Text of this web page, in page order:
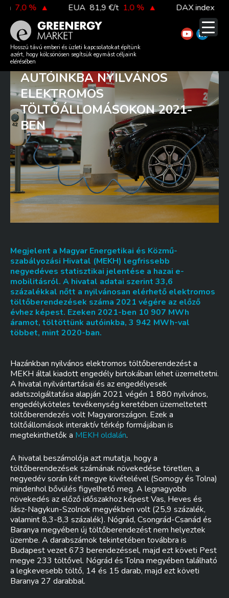
Skip
content
7,0 % ▲ EUA 81,9 €/t 1,0 % ▲ DAX index 26
Hosszú távú emberi és üzleti kapcsolatokat építünk
azért, hogy kölcsönösen segítsük egymást céljaink
elérésében
57 SZÁZALÉKKAL TÖBB
ÁRAMOT TÖLTÖTTÜNK
AUTÓINKBA NYILVÁNOS
ELEKTROMOS
TÖLTŐÁLLOMÁSOKON 2021-
BEN
Megjelent a Magyar Energetikai és Közmű-
szabályozási Hivatal (MEKH) legfrissebb
negyedéves statisztikai jelentése a hazai e-
mobilitásról. A hivatal adatai szerint 33,6
százalékkal nőtt a nyilvánosan elérhető elektromos
töltőberendezések száma 2021 végére az előző
évhez képest. Ezeken 2021-ben 10 907 MWh
áramot, töltöttünk autóinkba, 3 942 MWh-val
többet, mint 2020-ban.
Hazánkban nyilvános elektromos töltőberendezést a
MEKH által kiadott engedély birtokában lehet üzemeltetni.
A hivatal nyilvántartásai és az engedélyesek
adatszolgáltatása alapján 2021 végén 1 880 nyilvános,
engedélyköteles tevékenység keretében üzemeltetett
töltőberendezés volt Magyarországon. Ezek a
töltőállomások interaktív térkép formájában is
megtekinthetők a MEKH oldalán.
A hivatal beszámolója azt mutatja, hogy a
töltőberendezések számának növekedése töretlen, a
negyedév során két megye kivételével (Somogy és Tolna)
mindenhol bővülés figyelhető meg. A legnagyobb
növekedés az előző időszakhoz képest Vas, Heves és
Jász-Nagykun-Szolnok megyékben volt (25,9 százalék,
valamint 8,3-8,3 százalék). Nógrád, Csongrád-Csanád és
Baranya megyében új töltőberendezést nem helyeztek
üzembe. A darabszámok tekintetében továbbra is
Budapest vezet 673 berendezéssel, majd ezt követi Pest
megye 233 töltővel. Nógrád és Tolna megyében található
a legkevesebb töltő, 14 és 15 darab, majd ezt követi
Baranya 27 darabbal.